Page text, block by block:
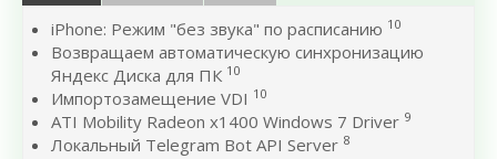
iPhone: Режим "без звука" по расписанию 10
Возвращаем автоматическую синхронизацию
Яндекс Диска для ПК 10
Импортозамещение VDI 10
ATI Mobility Radeon x1400 Windows 7 Driver 9
Локальный Telegram Bot API Server 8